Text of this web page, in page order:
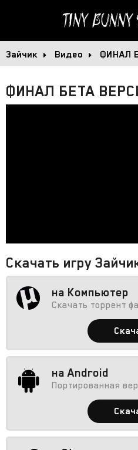
Tiny Bunny
Зайчик Видео ФИНАЛ
ФИНАЛ БЕТА
Скачать игру
на Компьютер
Скачать торрент
на Android
Портированная